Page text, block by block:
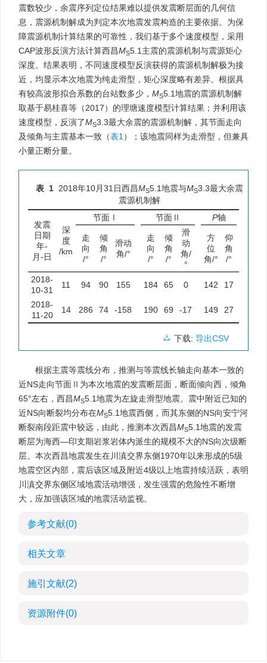
震数较少，余震序列定位结果难以提供发震断层面的几何信
息，震源机制解成为判定本次地震发震构造的主要依据。为保
障震源机制计算结果的可靠性，我们基于多个速度模型，采用
CAP波形反演方法计算西昌MS5.1主震的震源机制与震源矩心
深度。结果表明，不同速度模型反演获得的震源机制解极为接
近，均显示本次地震为纯走滑型，矩心深度略有差异。根据具
有较高波形拟合系数的台站数多少， MS5.1地震的震源机制解
取基于易桂喜等（2017）的理塘速度模型计算结果；并利用该
速度模型，反演了MS3.3最大余震的震源机制解，其节面走向
及倾角与主震基本一致（表1 ）；该地震同样为走滑型，但兼具
小量正断分量。
表 1 2018年10月31日西昌MS5.1地震与MS3.3最大余震
震源机制解
发震
日期
年-
月-日
深
度
/km
节面Ⅰ 节面Ⅱ P轴
走
向
/°
倾
角
/°
滑动
角/°
走
向
/°
倾
角
/°
滑
动
角/
°
方
位
角/°
仰
角
/°
2018-
10-31
11 94 90 155 184 65 0 142 17
2018-
11-20
14 286 74 -158 190 69 -17 149 27
下载: 导出CSV
根据主震等震线分布，推测与等震线长轴走向基本一致的
近NS走向节面Ⅱ为本次地震的发震断层面，断面倾向西，倾角
65°左右，西昌MS5.1地震为左旋走滑型地震。震中附近已知的
近NS向断裂均分布在MS5.1地震西侧，而其东侧的NS向安宁河
断裂南段距震中较远，由此，推测本次西昌MS5.1地震的发震
断层为海西—印支期岩浆岩体内派生的规模不大的NS向次级断
层。本次西昌地震发生在川滇交界东侧1970年以来形成的5级
地震空区内部，震后该区域及附近4级以上地震持续活跃，表明
川滇交界东侧区域地震活动增强，发生强震的危险性不断增
大，应加强该区域的地震活动监视。
参考文献(0)
相关文章
施引文献(2)
资源附件(0)